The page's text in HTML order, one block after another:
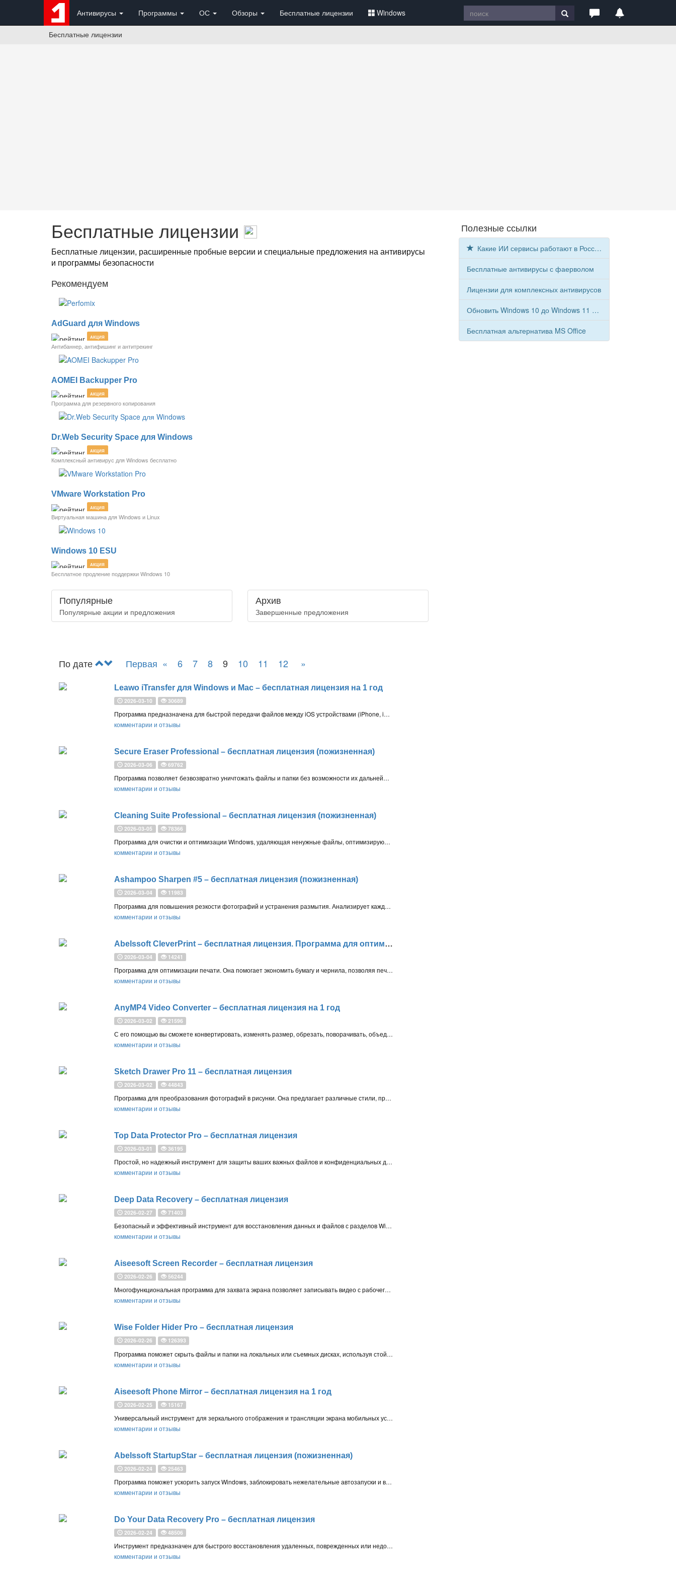
Антивирусы Программы ОС Обзоры Бесплатные лицензии Windows
Бесплатные лицензии
Бесплатные лицензии
Бесплатные лицензии, расширенные пробные версии и специальные предложения на антивирусы
и программы безопасности
Рекомендуем
AdGuard для Windows
АКЦИЯ
Антибаннер, антифишинг и антитрекинг
AOMEI Backupper Pro
АКЦИЯ
Программа для резервного копирования
Dr.Web Security Space для Windows
АКЦИЯ
Комплексный антивирус для Windows бесплатно
VMware Workstation Pro
АКЦИЯ
Виртуальная машина для Windows и Linux
Windows 10 ESU
АКЦИЯ
Бесплатное продление поддержки Windows 10
Популярные
Популярные акции и предложения
Архив
Завершенные предложения
По дате Первая « 6 7 8 9 10 11 12 »
Leawo iTransfer для Windows и Mac – бесплатная лицензия на 1 год
2026-03-10 30689
Программа предназначена для быстрой передачи файлов между iOS устройствами (iPhone, iPad, iPod), компьютером Windows или Mac и iTunes
комментарии и отзывы
Secure Eraser Professional – бесплатная лицензия (пожизненная)
2026-03-06 69762
Программа позволяет безвозвратно уничтожать файлы и папки без возможности их дальнейшего восстановления, а также удалять историю активности пользователей
комментарии и отзывы
Cleaning Suite Professional – бесплатная лицензия (пожизненная)
2026-03-05 78366
Программа для очистки и оптимизации Windows, удаляющая ненужные файлы, оптимизирующая автозагрузку и системные настройки
комментарии и отзывы
Ashampoo Sharpen #5 – бесплатная лицензия (пожизненная)
2026-03-04 11983
Программа для повышения резкости фотографий и устранения размытия. Анализирует каждое изображение, усиливает детали, корректирует движение камеры и улучшает контуры. Поддерживает ИИ-обработку, RAW, суперсэмплинг и выборочное редактирование
комментарии и отзывы
Abelssoft CleverPrint – бесплатная лицензия. Программа для оптимизации печати
2026-03-04 14241
Программа для оптимизации печати. Она помогает экономить бумагу и чернила, позволяя печатать несколько страниц на одном листе, удалять ненужные элементы и конвертировать документы в PDF
комментарии и отзывы
AnyMP4 Video Converter – бесплатная лицензия на 1 год
2026-03-02 21596
С его помощью вы сможете конвертировать, изменять размер, обрезать, поворачивать, объединять видео, а также добавлять на них различные эффекты и заголовки
комментарии и отзывы
Sketch Drawer Pro 11 – бесплатная лицензия
2026-03-02 44843
Программа для преобразования фотографий в рисунки. Она предлагает различные стили, предустановки и возможность пакетной обработки изображений.
комментарии и отзывы
Top Data Protector Pro – бесплатная лицензия
2026-03-01 36195
Простой, но надежный инструмент для защиты ваших важных файлов и конфиденциальных данных на вашем Windows ПК от изменения, шифрования, удаления или кражи
комментарии и отзывы
Deep Data Recovery – бесплатная лицензия
2026-02-27 71403
Безопасный и эффективный инструмент для восстановления данных и файлов с разделов Windows, HDD и SSD дисков, SD-карт, внешних накопителей, RAW-устройств и USB-флешек
комментарии и отзывы
Aiseesoft Screen Recorder – бесплатная лицензия
2026-02-26 56244
Многофункциональная программа для захвата экрана позволяет записывать видео с рабочего стола, а также захватывать потоковое видео и аудио со многих популярных сайтов
комментарии и отзывы
Wise Folder Hider Pro – бесплатная лицензия
2026-02-26 126393
Программа поможет скрыть файлы и папки на локальных или съемных дисках, используя стойкий алгоритм шифрования
комментарии и отзывы
Aiseesoft Phone Mirror – бесплатная лицензия на 1 год
2026-02-25 15167
Универсальный инструмент для зеркального отображения и трансляции экрана мобильных устройств (iOS и Android) на Windows ПК. Предлагает стабильное и безопасное подключение, запись экрана, управление с ПК и другие функции
комментарии и отзывы
Abelssoft StartupStar – бесплатная лицензия (пожизненная)
2026-02-24 25463
Программа поможет ускорить запуск Windows, заблокировать нежелательные автозапуски и вернуть компьютеру прежнюю скорость. Полный контроль над автозагрузкой, простое управление в один клик и встроенный брандмауэр запуска
комментарии и отзывы
Do Your Data Recovery Pro – бесплатная лицензия
2026-02-24 48506
Инструмент предназначен для быстрого восстановления удаленных, поврежденных или недоступных файлов c компьютера. цифровых устройств или внешних накопителей данных
комментарии и отзывы
Полезные ссылки
Какие ИИ сервисы работают в России с Comss.one DNS
Бесплатные антивирусы с фаерволом
Лицензии для комплексных антивирусов
Обновить Windows 10 до Windows 11 бесплатно
Бесплатная альтернатива MS Office